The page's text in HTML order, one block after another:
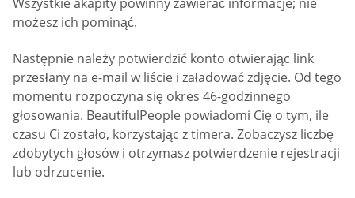
możesz ich pominąć.
Następnie należy potwierdzić konto otwierając link
przesłany na e-mail w liście i załadować zdjęcie. Od tego
momentu rozpoczyna się okres 46-godzinnego
głosowania. BeautifulPeople powiadomi Cię o tym, ile
czasu Ci zostało, korzystając z timera. Zobaczysz liczbę
zdobytych głosów i otrzymasz potwierdzenie rejestracji
lub odrzucenie.